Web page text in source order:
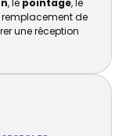
, le pointage, le
remplacement de
une réception